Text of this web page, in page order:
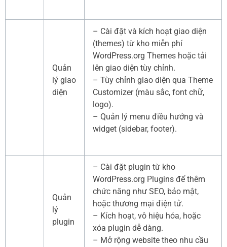
Quản
lý giao
diện
– Cài đặt và kích hoạt giao diện
(themes) từ kho miễn phí
WordPress.org Themes hoặc tải
lên giao diện tùy chỉnh.
– Tùy chỉnh giao diện qua Theme
Customizer (màu sắc, font chữ,
logo).
– Quản lý menu điều hướng và
widget (sidebar, footer).
Quản
lý
plugin
– Cài đặt plugin từ kho
WordPress.org Plugins để thêm
chức năng như SEO, bảo mật,
hoặc thương mại điện tử.
– Kích hoạt, vô hiệu hóa, hoặc
xóa plugin dễ dàng.
– Mở rộng website theo nhu cầu